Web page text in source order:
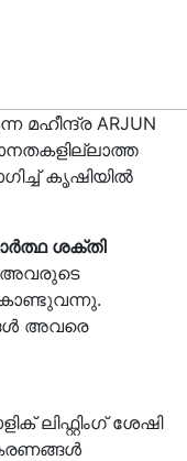
ARJUN
കൃഷിയിൽ
ശക്തി
അവരുടെ
അവരെ
ലിഫ്റ്റിംഗ് ശേഷി